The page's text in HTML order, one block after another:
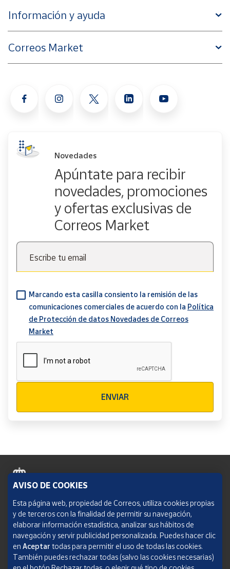
Información y ayuda
Correos Market
Novedades
Apúntate para recibir
novedades, promociones
y ofertas exclusivas de
Correos Market
Escribe tu email
Marcando esta casilla consiento la remisión de las
comunicaciones comerciales de acuerdo con la Política
de Protección de datos Novedades de Correos
Market
ENVIAR
Política de cookies
Aviso legal
Condiciones del servicio
Política de Privacidad Web
AVISO DE COOKIES
Esta página web, propiedad de Correos, utiliza cookies propias
y de terceros con la finalidad de permitir su navegación,
elaborar información estadística, analizar sus hábitos de
navegación y servir publicidad personalizada. Puedes hacer clic
en Aceptar todas para permitir el uso de todas las cookies.
También puedes rechazar todas (salvo las cookies necesarias)